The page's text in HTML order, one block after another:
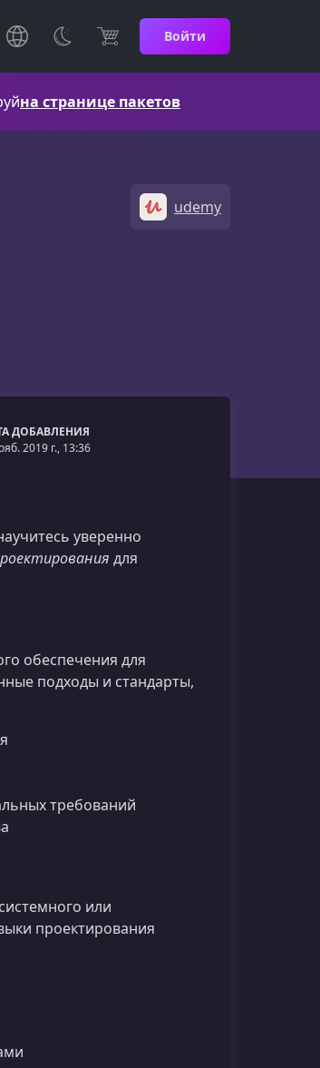
Войти
на странице пакетов
udemy
ДОБАВЛЕНИЯ
2019 г., 13:36
уверенно
для
обеспечения для
подходы и стандарты,
требований
или
проектирования